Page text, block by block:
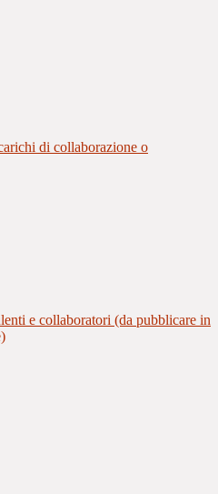
di collaborazione o
e collaboratori (da pubblicare in